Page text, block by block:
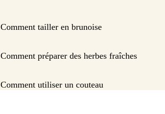
Comment tailler en brunoise
Comment préparer des herbes fraîches
Comment utiliser un couteau